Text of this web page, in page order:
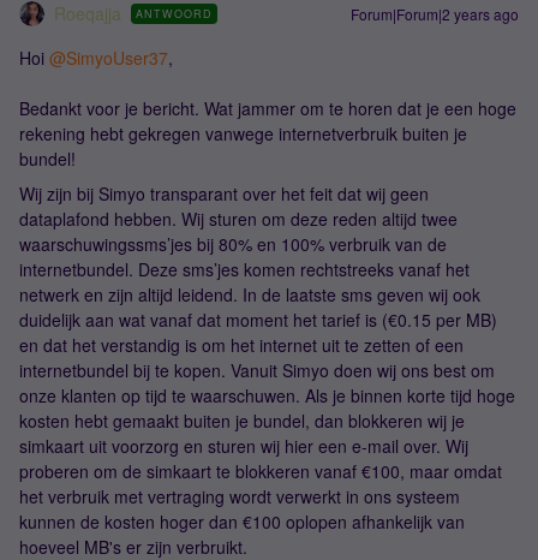
Roeqajja ANTWOORD Forum|Forum|2 years ago
Hoi @SimyoUser37,
Bedankt voor je bericht. Wat jammer om te horen dat je een hoge
rekening hebt gekregen vanwege internetverbruik buiten je
bundel!
Wij zijn bij Simyo transparant over het feit dat wij geen
dataplafond hebben. Wij sturen om deze reden altijd twee
waarschuwingssms’jes bij 80% en 100% verbruik van de
internetbundel. Deze sms’jes komen rechtstreeks vanaf het
netwerk en zijn altijd leidend. In de laatste sms geven wij ook
duidelijk aan wat vanaf dat moment het tarief is (€0.15 per MB)
en dat het verstandig is om het internet uit te zetten of een
internetbundel bij te kopen. Vanuit Simyo doen wij ons best om
onze klanten op tijd te waarschuwen. Als je binnen korte tijd hoge
kosten hebt gemaakt buiten je bundel, dan blokkeren wij je
simkaart uit voorzorg en sturen wij hier een e-mail over. Wij
proberen om de simkaart te blokkeren vanaf €100, maar omdat
het verbruik met vertraging wordt verwerkt in ons systeem
kunnen de kosten hoger dan €100 oplopen afhankelijk van
hoeveel MB's er zijn verbruikt.